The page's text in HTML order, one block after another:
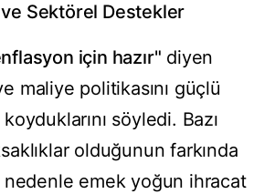
Sektörel Destekler
için hazır" diyen
maliye politikasını güçlü
söyledi. Bazı
olduğunun farkında
nedenle emek yoğun ihracat